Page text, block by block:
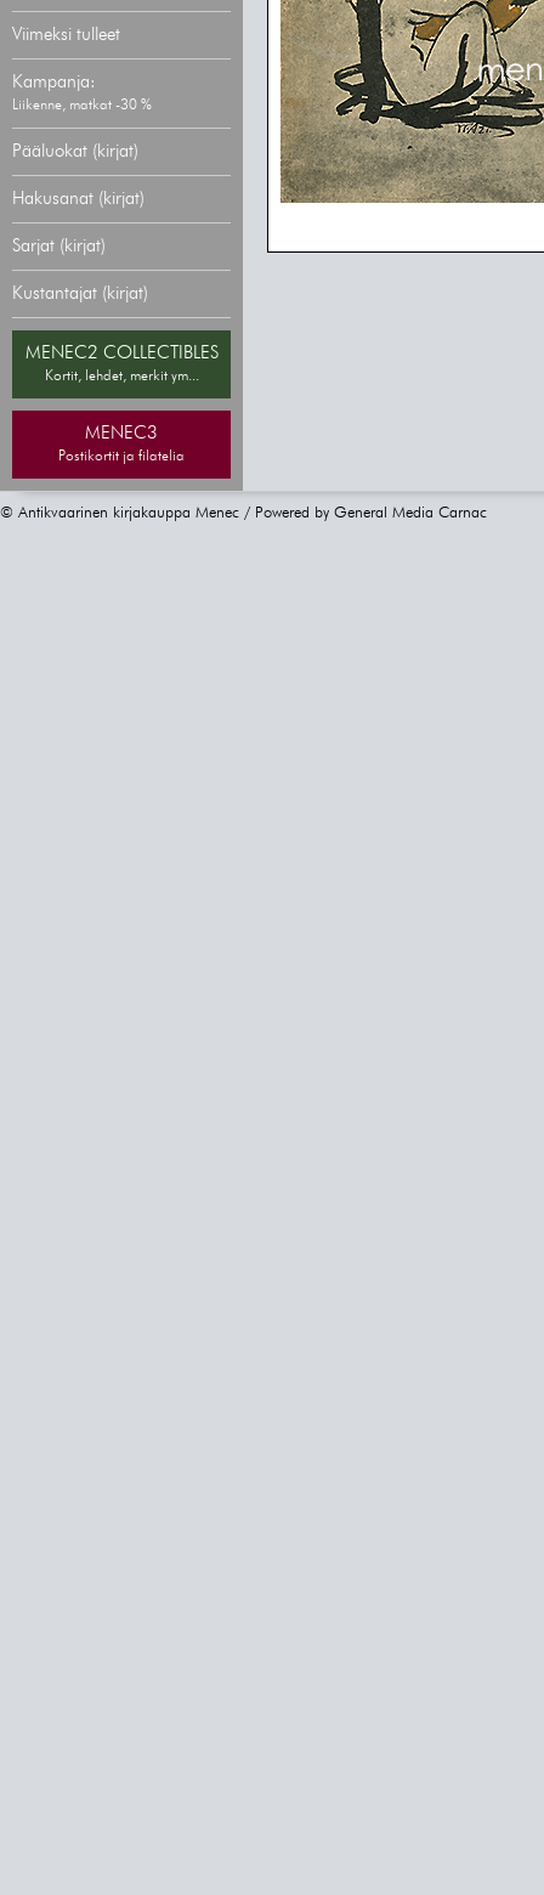
Viimeksi tulleet
Kampanja:
Liikenne, matkat -30 %
Pääluokat (kirjat)
Hakusanat (kirjat)
Sarjat (kirjat)
Kustantajat (kirjat)
MENEC2 COLLECTIBLES
Kortit, lehdet, merkit ym...
MENEC3
Postikortit ja filatelia
© Antikvaarinen kirjakauppa Menec / Powered by General Media Carnac